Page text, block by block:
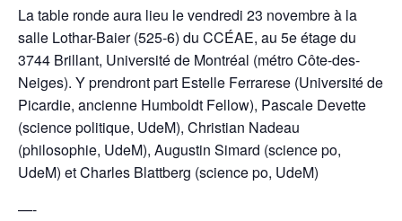
La table ronde aura lieu le vendredi 23 novembre à la
salle Lothar-Baier (525-6) du CCÉAE, au 5e étage du
3744 Brillant, Université de Montréal (métro Côte-des-
Neiges). Y prendront part Estelle Ferrarese (Université de
Picardie, ancienne Humboldt Fellow), Pascale Devette
(science politique, UdeM), Christian Nadeau
(philosophie, UdeM), Augustin Simard (science po,
UdeM) et Charles Blattberg (science po, UdeM)
—-